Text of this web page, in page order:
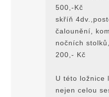
500,-Kč
skříň
čalounění,
nočních
200,- Kč
U této ložnice
nejen celou